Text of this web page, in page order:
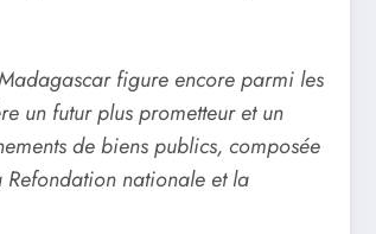
figure encore parmi les
un futur plus prometteur et un
de biens publics, composée
Refondation nationale et la